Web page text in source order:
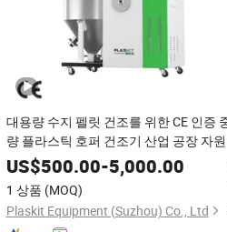
대용량 수지 펠릿 건조를 위한 CE 인증
량 플라스틱 호퍼 건조기 산업 공장 자원
US$500.00-5,000.00
1 상품 (MOQ)
Plaskit Equipment (Suzhou) Co., Ltd